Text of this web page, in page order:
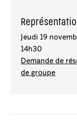
Jeudi 19
14h30
Demande de
de groupe